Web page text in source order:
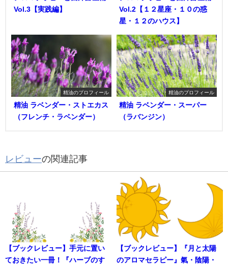
Vol.3【実践編】
Vol.2【１２星座・１０の惑
星・１２のハウス】
精油のプロフィール
精油 ラベンダー・ストエカス
（フレンチ・ラベンダー）
精油のプロフィール
精油 ラベンダー・スーパー
（ラバンジン）
レビューの関連記事
【ブックレビュー】手元に置い
ておきたい一冊！『ハーブのす
【ブックレビュー】『月と太陽
のアロマセラピー』氣・陰陽・